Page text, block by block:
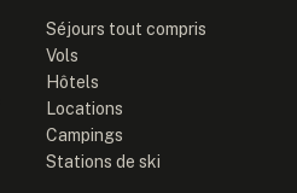
Séjours tout compris
Vols
Hôtels
Locations
Campings
Stations de ski